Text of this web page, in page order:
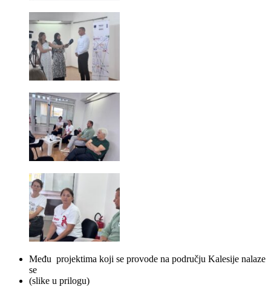
Među projektima koji se provode na području Kalesije nalaze
se
(slike u prilogu)